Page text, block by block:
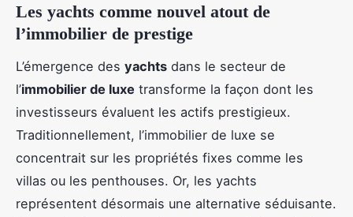
Les yachts comme nouvel atout de
l’immobilier de prestige
L’émergence des yachts dans le secteur de
l’immobilier de luxe transforme la façon dont les
investisseurs évaluent les actifs prestigieux.
Traditionnellement, l’immobilier de luxe se
concentrait sur les propriétés fixes comme les
villas ou les penthouses. Or, les yachts
représentent désormais une alternative séduisante.